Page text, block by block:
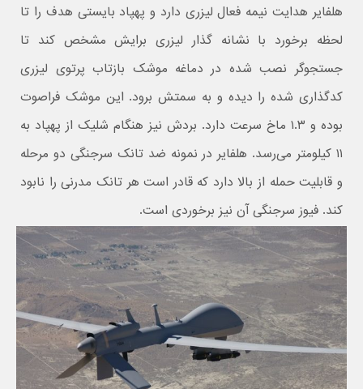
هلفایر هدایت نیمه فعال لیزری دارد و پهپاد بایستی هدف را تا
لحظه برخورد با نشانه‌‌ گذار لیزری برایش مشخص کند تا
جستجوگر نصب شده در دماغه موشک بازتاب پرتوی لیزری
کدگذاری شده را دیده و به سمتش برود. این موشک فراصوت
بوده و ۱.۳ ماخ سرعت دارد. بردش نیز هنگام شلیک از پهپاد به
۱۱ کیلومتر می‌رسد. هلفایر در نمونه ضد تانک سرجنگی دو مرحله
و قابلیت حمله از بالا دارد که قادر است هر تانک مدرنی را نابود
کند. فیوز سرجنگی آن نیز برخوردی است.